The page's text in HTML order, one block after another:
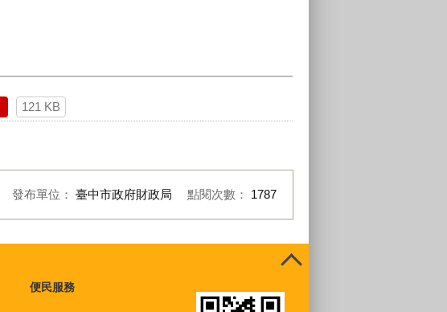
121 KB
發布單位： 臺中市政府財政局 點閱次數： 1787
便民服務